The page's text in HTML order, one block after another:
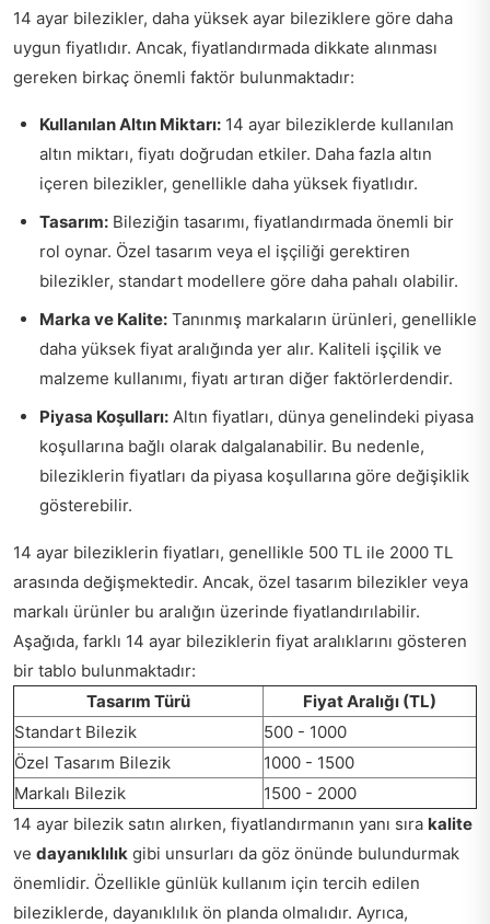
14 ayar bilezikler, daha yüksek ayar bileziklere göre daha
uygun fiyatlıdır. Ancak, fiyatlandırmada dikkate alınması
gereken birkaç önemli faktör bulunmaktadır:
Kullanılan Altın Miktarı: 14 ayar bileziklerde kullanılan
altın miktarı, fiyatı doğrudan etkiler. Daha fazla altın
içeren bilezikler, genellikle daha yüksek fiyatlıdır.
Tasarım: Bileziğin tasarımı, fiyatlandırmada önemli bir
rol oynar. Özel tasarım veya el işçiliği gerektiren
bilezikler, standart modellere göre daha pahalı olabilir.
Marka ve Kalite: Tanınmış markaların ürünleri, genellikle
daha yüksek fiyat aralığında yer alır. Kaliteli işçilik ve
malzeme kullanımı, fiyatı artıran diğer faktörlerdendir.
Piyasa Koşulları: Altın fiyatları, dünya genelindeki piyasa
koşullarına bağlı olarak dalgalanabilir. Bu nedenle,
bileziklerin fiyatları da piyasa koşullarına göre değişiklik
gösterebilir.
14 ayar bileziklerin fiyatları, genellikle 500 TL ile 2000 TL
arasında değişmektedir. Ancak, özel tasarım bilezikler veya
markalı ürünler bu aralığın üzerinde fiyatlandırılabilir.
Aşağıda, farklı 14 ayar bileziklerin fiyat aralıklarını gösteren
bir tablo bulunmaktadır:
Tasarım Türü
Fiyat Aralığı (TL)
Standart Bilezik
500 - 1000
Özel Tasarım Bilezik
1000 - 1500
Markalı Bilezik
1500 - 2000
14 ayar bilezik satın alırken, fiyatlandırmanın yanı sıra kalite
ve dayanıklılık gibi unsurları da göz önünde bulundurmak
önemlidir. Özellikle günlük kullanım için tercih edilen
bileziklerde, dayanıklılık ön planda olmalıdır. Ayrıca,